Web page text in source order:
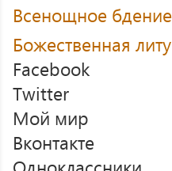
Всенощное
Божественная
Facebook
Twitter
Мой мир
Вконтакте